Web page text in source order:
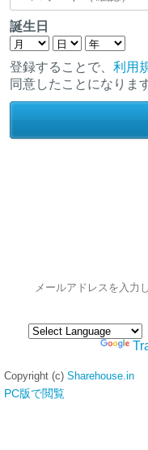
誕生日
登録することで、 利用
同意したことになりま
Copyright (c) Sharehouse.in
PC版で閲覧